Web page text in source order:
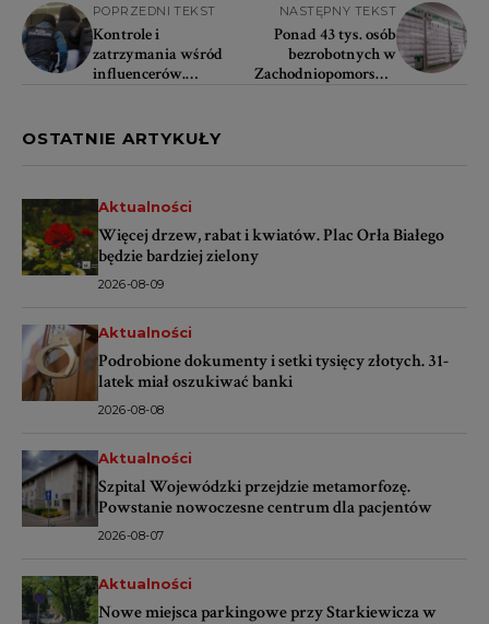
POPRZEDNI TEKST
Kontrole i
zatrzymania wśród
influencerów.
NASTĘPNY TEKST
Ponad 43 tys. osób
bezrobotnych w
Zachodniopomorskie
OSTATNIE ARTYKUŁY
Aktualności
Więcej drzew, rabat i kwiatów. Plac Orła Białego
będzie bardziej zielony
2026-08-09
Aktualności
Podrobione dokumenty i setki tysięcy złotych. 31-
latek miał oszukiwać banki
2026-08-08
Aktualności
Szpital Wojewódzki przejdzie metamorfozę.
Powstanie nowoczesne centrum dla pacjentów
2026-08-07
Aktualności
Nowe miejsca parkingowe przy Starkiewicza w